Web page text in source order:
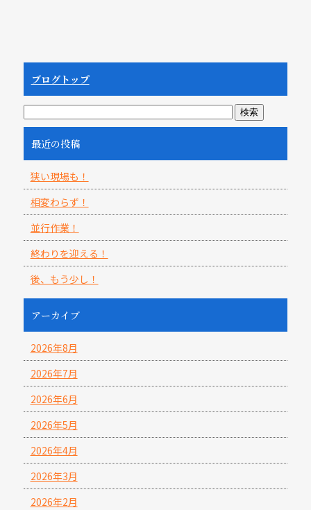
ブログトップ
最近の投稿
狭い現場も！
相変わらず！
並行作業！
終わりを迎える！
後、もう少し！
アーカイブ
2026年8月
2026年7月
2026年6月
2026年5月
2026年4月
2026年3月
2026年2月